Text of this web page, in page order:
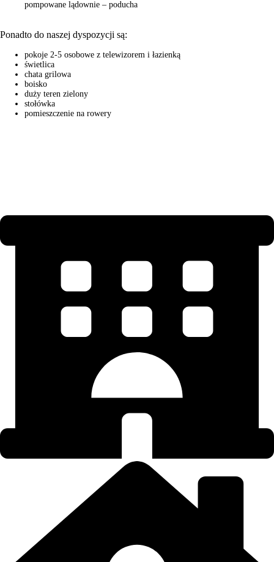
pompowane lądownie – poducha
Ponadto do naszej dyspozycji są:
pokoje 2-5 osobowe z telewizorem i łazienką
świetlica
chata grilowa
boisko
duży teren zielony
stołówka
pomieszczenie na rowery